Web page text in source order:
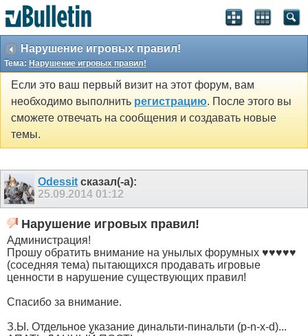
Нарушение игровых правил!
Тема: Нарушение игровых правил!
Если это ваш первый визит на этот форум, вам
необходимо выполнить регистрацию. После этого вы
сможете отвечать на сообщения и создавать новые
темы.
Odessit сказал(-а):
25.09.2014 01:12
Нарушение игровых правил!
Администрация!
Прошу обратить внимание на унылых форумных ♥♥♥♥♥
(соседняя тема) пытающихся продавать игровые
ценности в нарушение существующих правил!
Спасибо за внимание.
З.Ы. Отдельное указание динальти-пинальти (p-n-x-d)...